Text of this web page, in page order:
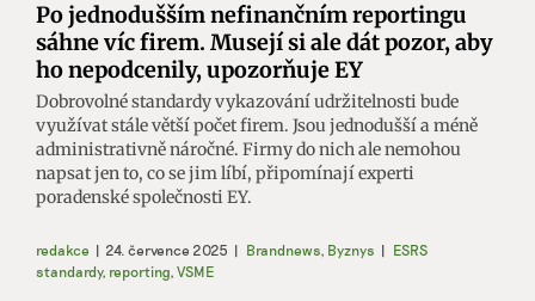
Po jednodušším nefinančním reportingu
sáhne víc firem. Musejí si ale dát pozor, aby
ho nepodcenily, upozorňuje EY
Dobrovolné standardy vykazování udržitelnosti bude
využívat stále větší počet firem. Jsou jednodušší a méně
administrativně náročné. Firmy do nich ale nemohou
napsat jen to, co se jim líbí, připomínají experti
poradenské společnosti EY.
redakce | 24. července 2025 | Brandnews, Byznys | ESRS
standardy, reporting, VSME